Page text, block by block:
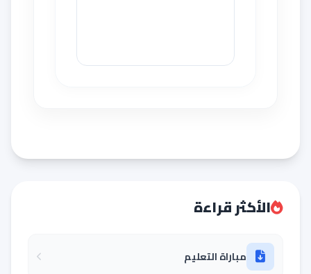
الأكثر قراءة
مباراة التعليم